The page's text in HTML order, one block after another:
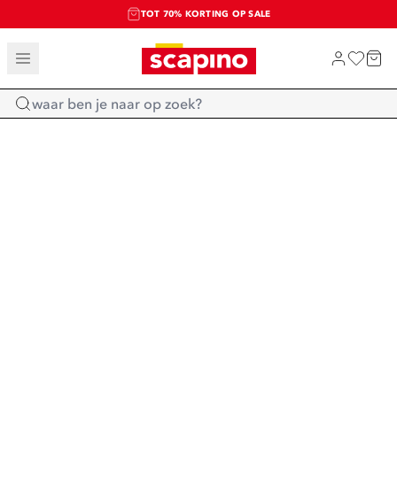
TOT 70% KORTING OP SALE
SALE: LAATSTE KANS!
SHOP NIEUW
Home